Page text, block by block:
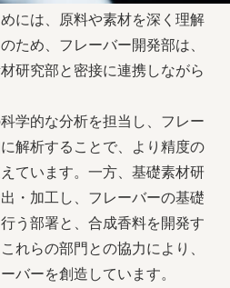
には、原料や素材を深く理解
ため、フレーバー開発部は、
研究部と密接に連携しながら
学的な分析を担当し、フレー
解析することで、より精度の
ています。一方、基礎素材研
・加工し、フレーバーの基礎
う部署と、合成香料を開発す
れらの部門との協力により、
バーを創造しています。